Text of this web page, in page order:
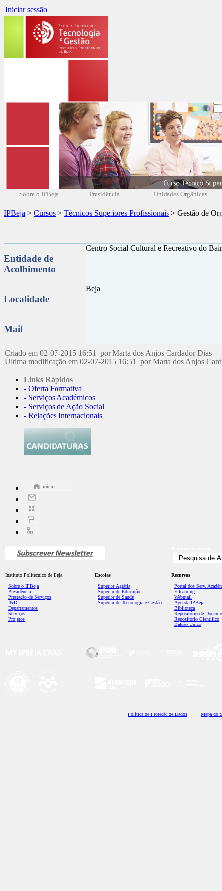
Iniciar sessão
Sobre o IPBeja Presidência Unidades Orgânicas
IPBeja > Cursos > Técnicos Superiores Profissionais > Gestão de
Entidade de
Acolhimento
Centro Social Cultural e Recreativo do
Localidade
Beja
Mail
Criado em 02-07-2015 16:51 por Marta dos Anjos Cardador Dias
Última modificação em 02-07-2015 16:51 por Marta dos Anjos
Links Rápidos
- Oferta Formativa
- Serviços Académicos
- Serviços de Ação Social
- Relações Internacionais
Instituto Politécnico de Beja
Sobre o IPBeja
Presidência
Prestação de Serviços
I&D
Departamentos
Serviços
Projetos
Escolas
Superior Agrária
Superior de Educação
Superior de Saúde
Superior de Tecnologia e Gestão
Recursos
Portal dos Serv.
E-learning
Webmail
Agenda IPBeja
Biblioteca
Repositório de
Repositório Científico
Balcão Único
Política de Proteção de Dados Mapa do